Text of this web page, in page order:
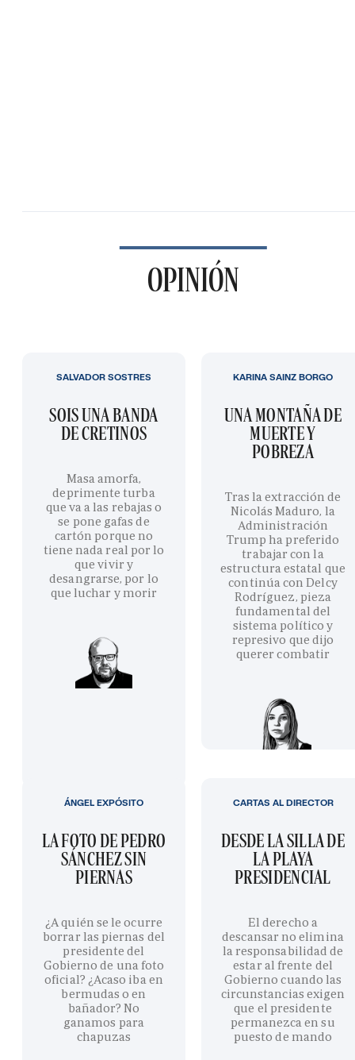
OPINIÓN
SOIS UNA BANDA
DE CRETINOS
Masa amorfa,
deprimente turba
que va a las rebajas o
se pone gafas de
cartón porque no
tiene nada real por lo
que vivir y
desangrarse, por lo
que luchar y morir
SALVADOR SOSTRES
UNA MONTAÑA DE
MUERTE Y
POBREZA
Tras la extracción de
Nicolás Maduro, la
Administración
Trump ha preferido
trabajar con la
estructura estatal que
continúa con Delcy
Rodríguez, pieza
fundamental del
sistema político y
represivo que dijo
querer combatir
KARINA SAINZ BORGO
LA FOTO DE PEDRO
SÁNCHEZ SIN
PIERNAS
¿A quién se le ocurre
borrar las piernas del
presidente del
Gobierno de una foto
oficial? ¿Acaso iba en
bermudas o en
bañador? No
ganamos para
chapuzas
ÁNGEL EXPÓSITO
DESDE LA SILLA DE
LA PLAYA
PRESIDENCIAL
El derecho a
descansar no elimina
la responsabilidad de
estar al frente del
Gobierno cuando las
circunstancias exigen
que el presidente
permanezca en su
puesto de mando
CARTAS AL DIRECTOR